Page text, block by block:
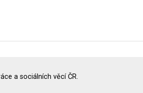
a sociálních věcí ČR.